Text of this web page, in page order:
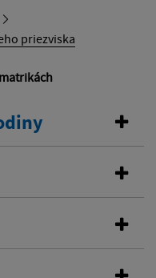
priezviska